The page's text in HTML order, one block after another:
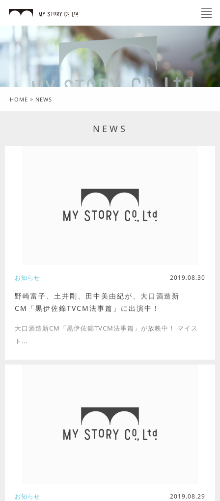
HOME > NEWS
NEWS
野崎富子、土井剛、田中美由紀が、大口酒造新
CM「黒伊佐錦TVCM法事篇」に出演中！
お知らせ 2019.08.30
大口酒造新CM「黒伊佐錦TVCM法事篇」が放映中！ マイス
ト...
お知らせ 2019.08.29